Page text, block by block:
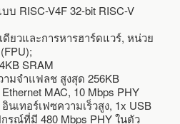
บ RISC-V4F 32-bit RISC-V
ยวและการหารฮาร์ดแวร์, หน่วย
SRAM
มจำแฟลช สูงสุด 256KB
MAC, 10 Mbps PHY
นเทอร์เฟซความเร็วสูง, 1x USB
รณ์ที่มี 480 Mbps PHY ในตัว